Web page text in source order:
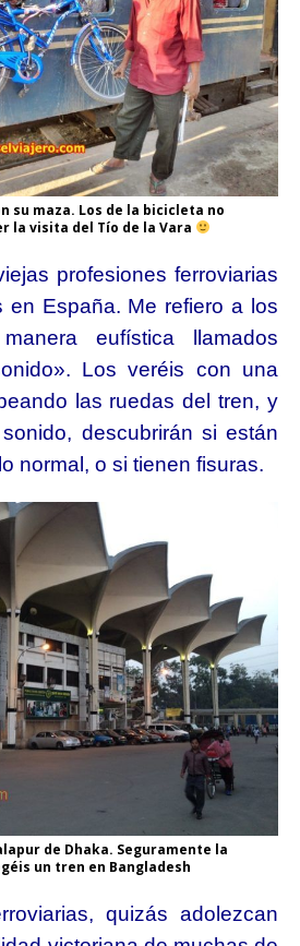
su maza. Los de la bicicleta no
la visita del Tío de la Vara
profesiones ferroviarias
en España. Me refiero a los
eufística llamados
Los veréis con una
las ruedas del tren, y
descubrirán si están
normal, o si tienen fisuras.
de Dhaka. Seguramente la
un tren en Bangladesh
quizás adolezcan